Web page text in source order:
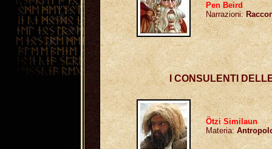
Pen Beird
Narrazioni:
I CONSULENTI
Ötzi Similaun
Materia: